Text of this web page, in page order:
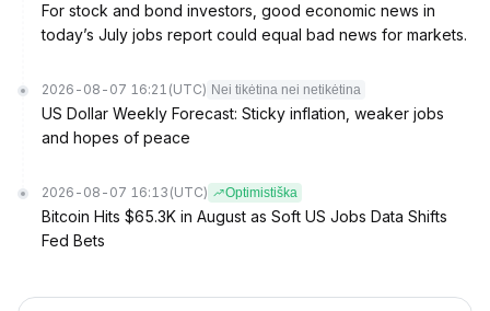
For stock and bond investors, good economic news in
today’s July jobs report could equal bad news for markets.
2026-08-07 16:21 (UTC) Nei tikėtina nei netikėtina
US Dollar Weekly Forecast: Sticky inflation, weaker jobs
and hopes of peace
2026-08-07 16:13 (UTC) Optimistiška
Bitcoin Hits $65.3K in August as Soft US Jobs Data Shifts
Fed Bets